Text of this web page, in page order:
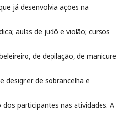
já desenvolvia ações na
aulas de judô e violão; cursos
de depilação, de manicure
designer de sobrancelha e
participantes nas atividades. A